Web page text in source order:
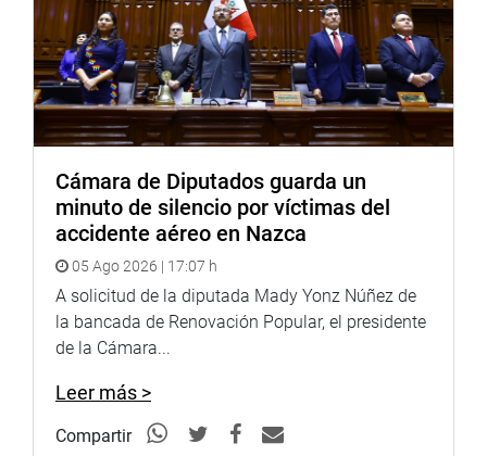
Cámara de Diputados guarda un
minuto de silencio por víctimas del
accidente aéreo en Nazca
05 Ago 2026 | 17:07 h
A solicitud de la diputada Mady Yonz Núñez de
la bancada de Renovación Popular, el presidente
de la Cámara...
Leer más >
Compartir